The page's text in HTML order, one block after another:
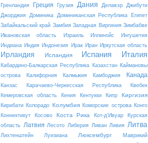
Гренландия
Греция Грузия Дания Делавэр Джибути
Джорджия Доминика Доминиканская Республика
Египет
Забайкальский край Замбия Западная Виргиния Зимбабве
Ивановская область
Израиль Иллинойс
Ингушетия
Индиана Индия Индонезия Ирак Иран Иркутская область
Ирландия Исландия Испания Италия
Кабардино-Балкарская Республика Казахстан Каймановы
острова
Калифорния Калмыкия Камбоджия Канада
Канзас Карачаево-Черкесская Республика
Квебек
Кемеровская область
Кения Кентукки Кипр Киргизия
Кирибати Колорадо Колумбия Коморские острова Конго
Коннектикут
Косово Коста Рика Кот-д'Ивуар
Курская
область Латвия Лесото Либерия Ливан Ливия Литва
Лихтенштейн Луизиана Люксембург
Маврикий